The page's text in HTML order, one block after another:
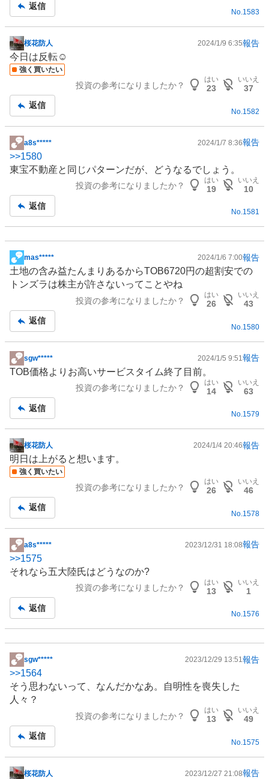
返信
No.1583
掲
示
板
桜花防人 2024/1/9 6:35報告
今日は反転☺
強く買いたい
投資の参考になりましたか？
はい
23
いいえ
37
返信
No.1582
掲
示
板
a8s***** 2024/1/7 8:36報告
>>1580
東宝不動産と同じパターンだが、どうなるでしょう。
投資の参考になりましたか？
はい
19
いいえ
10
返信
No.1581
掲
示
板
mas***** 2024/1/6 7:00報告
土地の含み益たんまりあるからTOB6720円の超割安での
トンズラは株主が許さないってことやね
投資の参考になりましたか？
はい
26
いいえ
43
返信
No.1580
掲
示
事
sgw***** 2024/1/5 9:51報告
TOB価格よりお高いサービスタイム終了目前。
投資の参考になりましたか？
はい
14
いいえ
63
返信
No.1579
掲
示
板
桜花防人 2024/1/4 20:46報告
明日は上がると想います。
強く買いたい
投資の参考になりましたか？
はい
26
いいえ
46
返信
No.1578
掲
示
板
a8s***** 2023/12/31 18:08報告
>>1575
それなら五大陸氏はどうなのか?
投資の参考になりましたか？
はい
13
いいえ
1
返信
No.1576
掲
示
板
記
sgw***** 2023/12/29 13:51報告
>>1564
そう思わないって、なんだかなあ。自明性を喪失した
人々？
投資の参考になりましたか？
はい
13
いいえ
49
返信
No.1575
桜花防人 2023/12/27 21:08報告